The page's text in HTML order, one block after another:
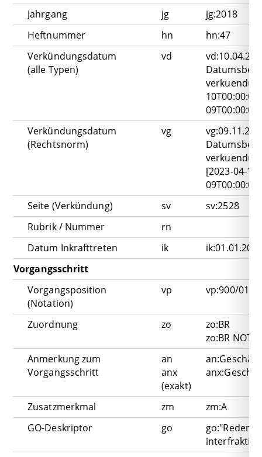
Jahrgang
jg
jg:2018
Heftnummer
hn
hn:47
Verkündungsdatum
(alle Typen)
vd
Verkündungsdatum
(Rechtsnorm)
vg
[2023-04-
Seite (Verkündung)
sv
sv:2528
Rubrik / Nummer
rn
Datum Inkrafttreten
ik
Vorgangsschritt
Vorgangsposition
(Notation)
vp vp:900/010
Zuordnung zo
zo:BR
zo:BR NOT
Anmerkung zum
Vorgangsschritt
an
anx
(exakt)
Zusatzmerkmal zm
zm:A
GO-Deskriptor
go
go:"Reden